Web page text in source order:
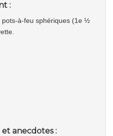
:
pots-à-feu sphériques (1e ½
anecdotes :